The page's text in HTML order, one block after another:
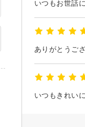
いつもきれい